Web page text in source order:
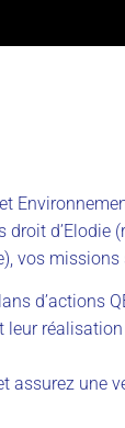
droit d’Elodie
vos
d’actions
leur
assurez une